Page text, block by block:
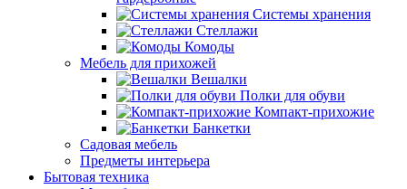
Системы хранения
Стеллажи
Комоды
Мебель для прихожей
Вешалки
Полки для обуви
Компакт-прихожие
Банкетки
Садовая мебель
Предметы интерьера
Бытовая техника